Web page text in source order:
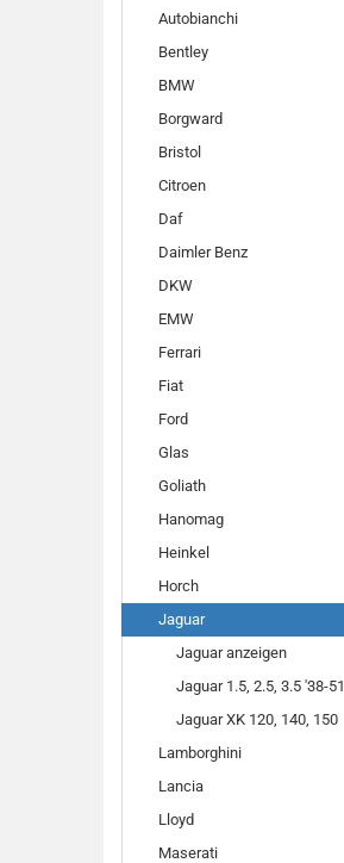
Autobianchi
Bentley
BMW
Borgward
Bristol
Citroen
Daf
Daimler Benz
DKW
EMW
Ferrari
Fiat
Ford
Glas
Goliath
Hanomag
Heinkel
Horch
Jaguar
Jaguar anzeigen
Jaguar 1.5, 2.5, 3.5 '38-51
Jaguar XK 120, 140, 150
Lamborghini
Lancia
Lloyd
Maserati